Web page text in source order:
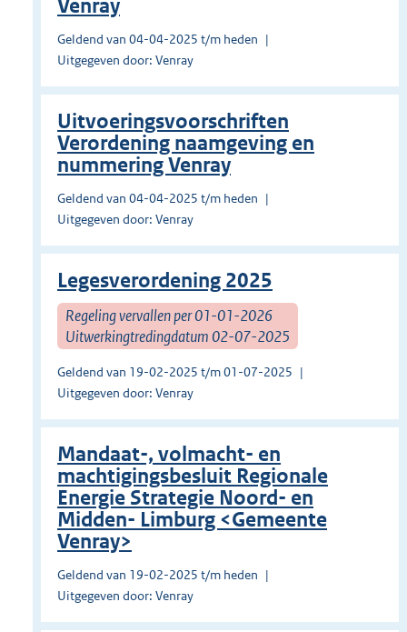
Venray
Geldend van 04-04-2025 t/m heden
Uitgegeven door: Venray
Uitvoeringsvoorschriften
Verordening naamgeving en
nummering Venray
Geldend van 04-04-2025 t/m heden
Uitgegeven door: Venray
Legesverordening 2025
Regeling vervallen per 01-01-2026
Uitwerkingtredingdatum 02-07-2025
Geldend van 19-02-2025 t/m 01-07-2025
Uitgegeven door: Venray
Mandaat-, volmacht- en
machtigingsbesluit Regionale
Energie Strategie Noord- en
Midden- Limburg <Gemeente
Venray>
Geldend van 19-02-2025 t/m heden
Uitgegeven door: Venray